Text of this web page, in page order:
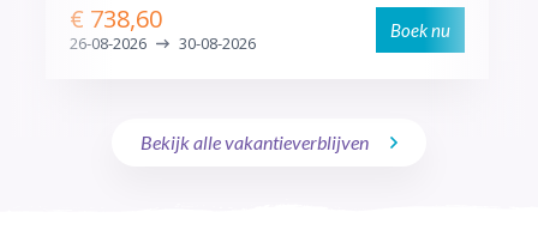
€ 738,60
26-08-2026 30-08-2026
Boek nu
Bekijk alle vakantieverblijven